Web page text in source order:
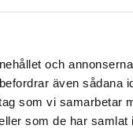
och
även sådana
som vi samarbetar
som de har